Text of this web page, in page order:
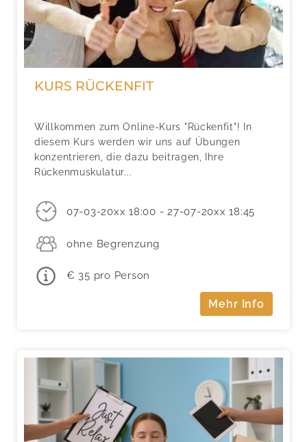
KURS RÜCKENFIT
Willkommen zum Online-Kurs "Rückenfit"! In
diesem Kurs werden wir uns auf Übungen
konzentrieren, die dazu beitragen, Ihre
Rückenmuskulatur...
07-03-20xx 18:00 - 27-07-20xx 18:45
ohne Begrenzung
€ 35 pro Person
Mehr Info